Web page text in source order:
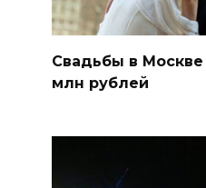
Свадьбы в
млн рублей